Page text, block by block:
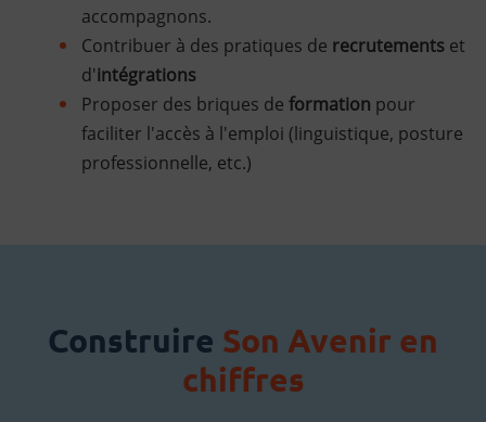
accompagnons.
Contribuer à des pratiques de recrutements et
d'intégrations
Proposer des briques de formation pour
faciliter l'accès à l'emploi (linguistique, posture
professionnelle, etc.)
Construire Son Avenir en
chiffres